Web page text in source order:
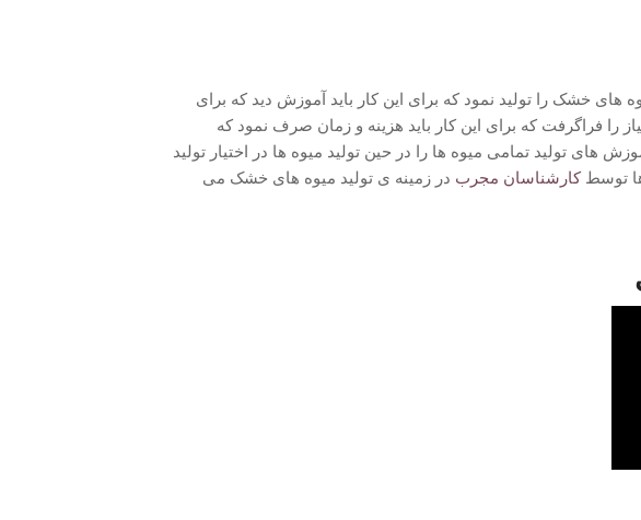
های خشک را تولید نمود که برای این کار باید آموزش دید که برای
را فراگرفت که برای این کار باید هزینه و زمان صرف نمود که
های تولید تمامی میوه ها را در حین تولید میوه ها در اختیار تولید
توسطکارشناسان مجرب در زمینه ی تولید میوه های خشک می